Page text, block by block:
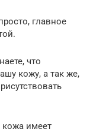
главное
что
кожу, а так же,
имеет